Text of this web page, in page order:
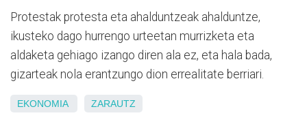
Protestak protesta eta ahalduntzeak ahalduntze,
ikusteko dago hurrengo urteetan murrizketa eta
aldaketa gehiago izango diren ala ez, eta hala bada,
gizarteak nola erantzungo dion errealitate berriari.
EKONOMIA ZARAUTZ